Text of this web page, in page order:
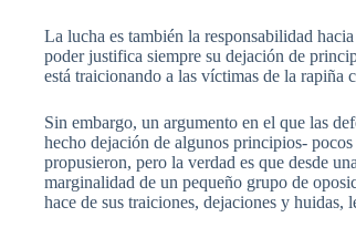
La lucha es también la responsabilidad
poder justifica siempre su dejación de
está traicionando a las víctimas de la rapiña
Sin embargo, un argumento en el que las
hecho dejación de algunos principios-
propusieron, pero la verdad es que desde
marginalidad de un pequeño grupo de
hace de sus traiciones, dejaciones y